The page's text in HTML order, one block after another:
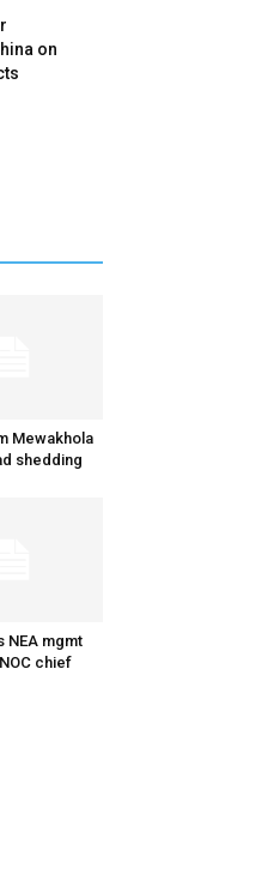
on
Mewakhola
shedding
NEA mgmt
chief